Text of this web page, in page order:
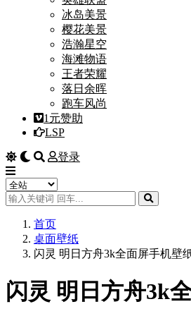
冰岛美景
樱花美景
浩瀚星空
海滩物语
王者荣耀
落日余晖
跑车风尚
1元赞助
LSP
登录
首页
桌面壁纸
闪灵 明日方舟3k全面屏手机壁
闪灵 明日方舟3k